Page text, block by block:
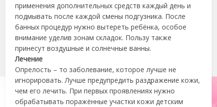
применения дополнительных средств каждый день и
подмывать после каждой смены подгузника. После
банных процедур нужно вытереть ребёнка, особое
внимание уделив зонам складок. Пользу также
принесут воздушные и солнечные ванны.
Лечение
Опрелость – то заболевание, которое лучше не
игнорировать. Лучше предупредить раздражение кожи,
чем его лечить. При первых проявлениях нужно
обрабатывать поражённые участки кожи детским